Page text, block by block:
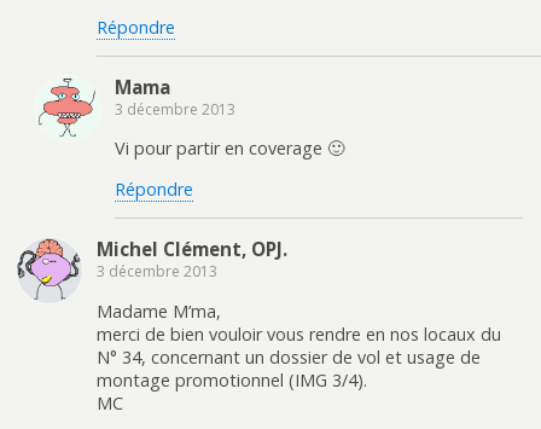
Répondre
Mama
3 décembre 2013
Vi pour partir en coverage 🙂
Répondre
Michel Clément, OPJ.
3 décembre 2013
Madame M’ma,
merci de bien vouloir vous rendre en nos locaux du
N° 34, concernant un dossier de vol et usage de
montage promotionnel (IMG 3/4).
MC